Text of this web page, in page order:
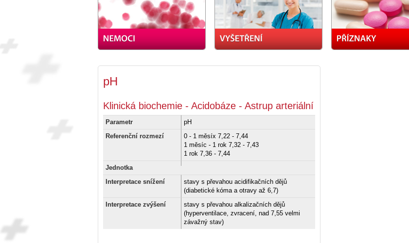
pH
Klinická biochemie - Acidobáze - Astrup arteriální
Parametr
pH
Referenční rozmezí
0 - 1 měsíx 7,22 - 7,44
1 měsíc - 1 rok 7,32 - 7,43
1 rok 7,36 - 7,44
Jednotka
Interpretace snížení
stavy s převahou acidifikačních dějů
(diabetické kóma a otravy až 6,7)
Interpretace zvýšení
stavy s převahou alkalizačních dějů
(hyperventilace, zvracení, nad 7,55 velmi
závažný stav)